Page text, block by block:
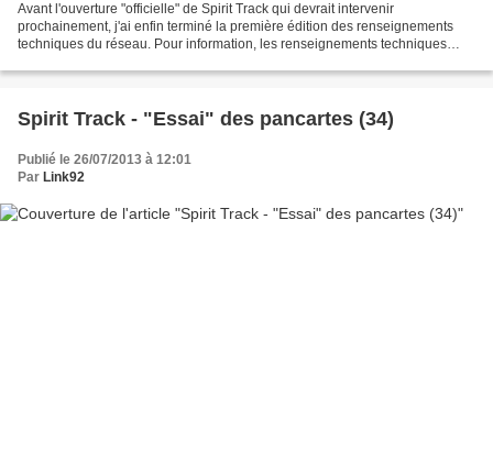
Avant l'ouverture "officielle" de Spirit Track qui devrait intervenir
prochainement, j'ai enfin terminé la première édition des renseignements
techniques du réseau. Pour information, les renseignements techniques
Spirit Track - "Essai" des pancartes (34)
Publié le 26/07/2013 à 12:01
Par Link92